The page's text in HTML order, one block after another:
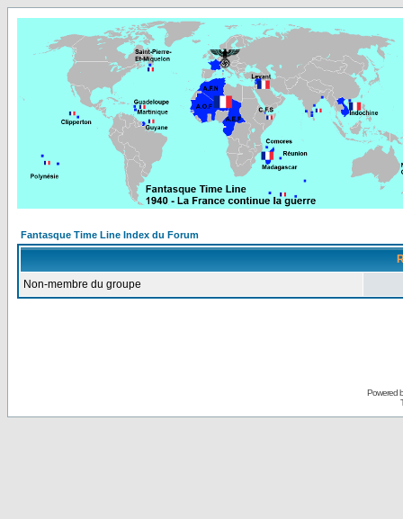
Fantasque Time Line Index du Forum
Non-membre du groupe
Powered